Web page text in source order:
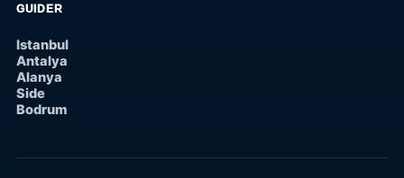
GUIDER
Istanbul
Antalya
Alanya
Side
Bodrum